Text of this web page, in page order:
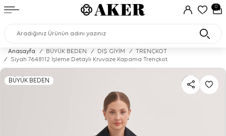
0
Anasayfa / BÜYÜK BEDEN / DIŞ GİYİM /
TRENÇKOT
/
Siyah 7648112 İşleme Detaylı Kruvaze Kapama Trençkot
BÜYÜK BEDEN